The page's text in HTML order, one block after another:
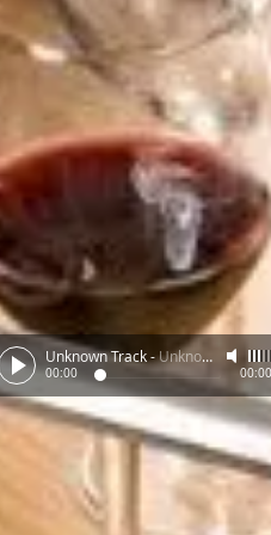
Unknown Track-Unknown Artist
00:00 00:00